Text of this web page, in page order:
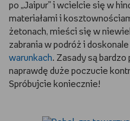
po „Jaipur” i wcielcie się w
materiałami i
żetonach, mieści się w
zabrania w podróż i
warunkach. Zasady są
naprawdę duże poczucie
Spróbujcie koniecznie!